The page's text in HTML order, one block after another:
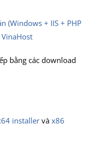
(Windows + IIS + PHP
VinaHost
bằng các download
installer và x86